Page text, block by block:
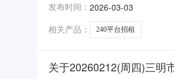
发布时间： 2026-03-03
相关产品：
240平台招租
关于20260212(周四)三明